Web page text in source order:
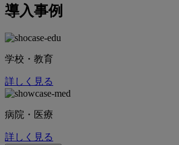
導入事例
学校・教育
詳しく見る
病院・医療
詳しく見る